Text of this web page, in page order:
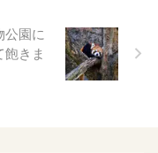
園に
きま